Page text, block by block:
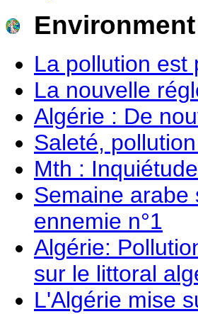
Environment
La pollution est
La nouvelle
Algérie : De
Saleté,
Mth :
Semaine arabe
ennemie n°1
Algérie:
sur le littoral
L'Algérie mise